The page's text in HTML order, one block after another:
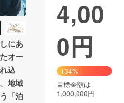
チャレンジ
活性化
Good
CAMPFIRE Creation
納税machi-ya コミュニティ
にあ
オー
込
地域
「泊
4,00
0円
134%
目標金額は
1,000,000円